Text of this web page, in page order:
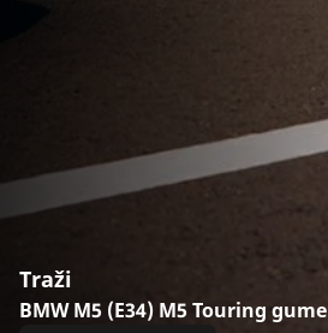
Traži
BMW M5 (E34) M5 Touring gume